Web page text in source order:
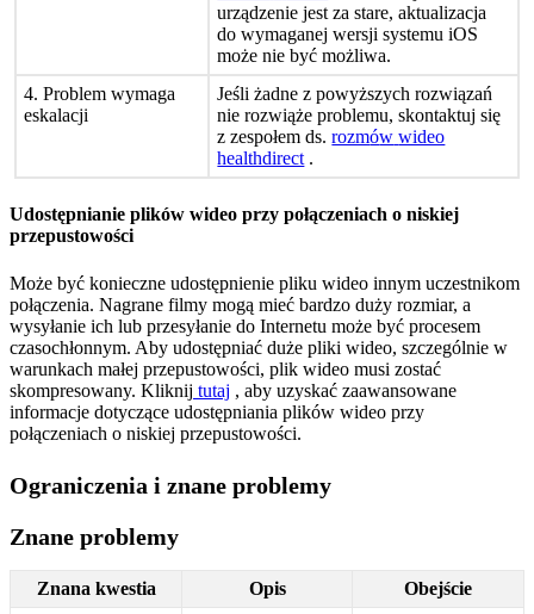
urządzenie jest za stare, aktualizacja
do wymaganej wersji systemu iOS
może nie być możliwa.
4. Problem wymaga
eskalacji
Jeśli żadne z powyższych rozwiązań
nie rozwiąże problemu, skontaktuj się
z zespołem ds. rozmów wideo
healthdirect .
Udostępnianie plików wideo przy połączeniach o niskiej
przepustowości
Może być konieczne udostępnienie pliku wideo innym uczestnikom
połączenia. Nagrane filmy mogą mieć bardzo duży rozmiar, a
wysyłanie ich lub przesyłanie do Internetu może być procesem
czasochłonnym. Aby udostępniać duże pliki wideo, szczególnie w
warunkach małej przepustowości, plik wideo musi zostać
skompresowany. Kliknij tutaj , aby uzyskać zaawansowane
informacje dotyczące udostępniania plików wideo przy
połączeniach o niskiej przepustowości.
Ograniczenia i znane problemy
Znane problemy
Znana kwestia Opis Obejście